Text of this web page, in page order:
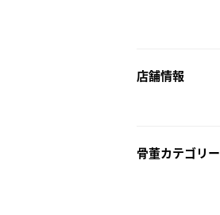
店舗情報
骨董カテゴリー